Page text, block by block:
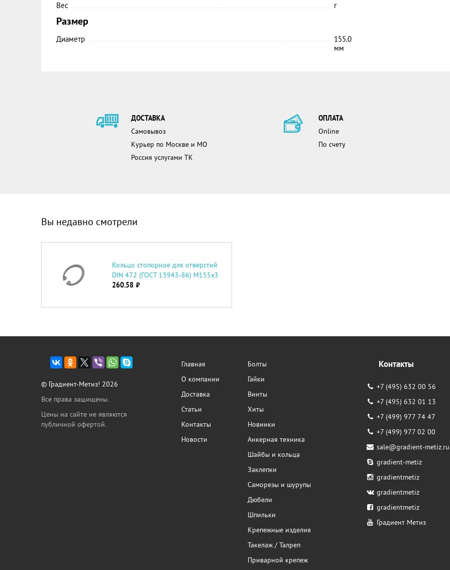
Вес
г
Размер
Диаметр
155.0
мм
ДОСТАВКА
Самовывоз
Курьер по Москве и МО
Россия услугами ТК
ОПЛАТА
Online
По счету
Вы недавно смотрели
Кольцо стопорное для отверстий
DIN 472 (ГОСТ 13943-86) М155х3
260.58 руб.
© Градиент-Метиз! 2026
Все права защищены.
Цены на сайте не являются
публичной офертой.
Главная
О компании
Доставка
Статьи
Контакты
Новости
Болты
Гайки
Винты
Хиты
Новинки
Анкерная техника
Шайбы и кольца
Заклепки
Саморезы и шурупы
Дюбели
Шпильки
Крепежные изделия
Такелаж / Талреп
Приварной крепеж
Контакты
+7 (495) 632 00 56
+7 (495) 632 01 13
+7 (499) 977 74 47
+7 (499) 977 02 00
sale@gradient-metiz.ru
gradient-metiz
gradientmetiz
gradientmetiz
gradientmetiz
Градиент Метиз